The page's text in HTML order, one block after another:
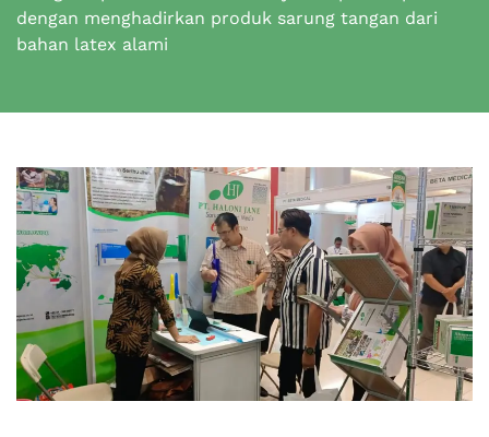
dengan menghadirkan produk sarung tangan dari
bahan latex alami